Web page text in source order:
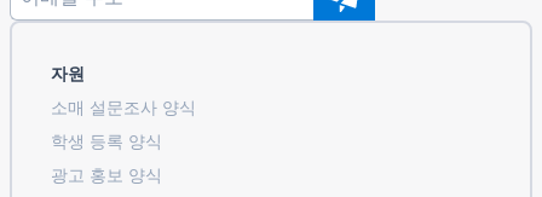
자원
소매 설문조사 양식
학생 등록 ​​양식
광고 홍보 양식